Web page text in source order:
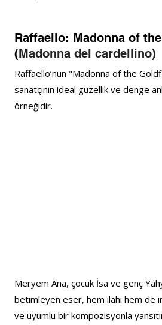
Raffaello: Madonna of
(Madonna del cardellino)
Raffaello’nun "Madonna of the
sanatçının ideal güzellik ve denge
örneğidir.
Meryem Ana, çocuk İsa ve genç
betimleyen eser, hem ilahi hem de
ve uyumlu bir kompozisyonla